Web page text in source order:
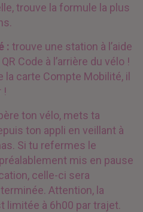
trouve la formule la plus
: trouve une station à l’aide
Code à l’arrière du vélo !
la carte Compte Mobilité, il
!
ton vélo, mets ta
ton appli en veillant à
Si tu refermes le
mis en pause
celle-ci sera
Attention, la
limitée à 6h00 par trajet.